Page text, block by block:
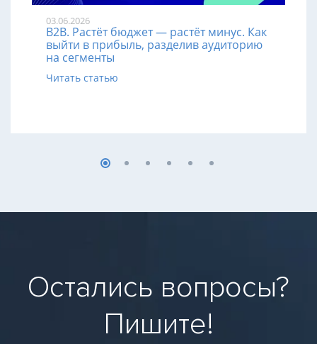
03.06.2026
B2B. Растёт бюджет — растёт минус. Как
выйти в прибыль, разделив аудиторию
на сегменты
Читать статью
Остались вопросы?
Пишите!